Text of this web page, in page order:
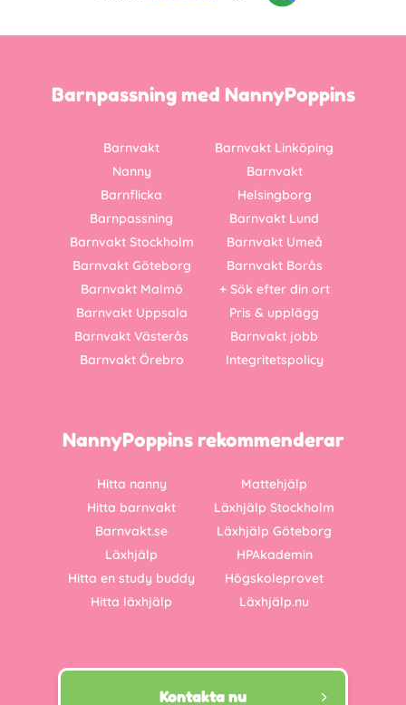
Barnpassning med NannyPoppins
Barnvakt
Nanny
Barnflicka
Barnpassning
Barnvakt Stockholm
Barnvakt Göteborg
Barnvakt Malmö
Barnvakt Uppsala
Barnvakt Västerås
Barnvakt Örebro
Barnvakt Linköping
Barnvakt
Helsingborg
Barnvakt Lund
Barnvakt Umeå
Barnvakt Borås
+ Sök efter din ort
Pris & upplägg
Barnvakt jobb
Integritetspolicy
NannyPoppins rekommenderar
Hitta nanny
Hitta barnvakt
Barnvakt.se
Läxhjälp
Hitta en study buddy
Hitta läxhjälp
Mattehjälp
Läxhjälp Stockholm
Läxhjälp Göteborg
HPAkademin
Högskoleprovet
Läxhjälp.nu
Kontakta nu